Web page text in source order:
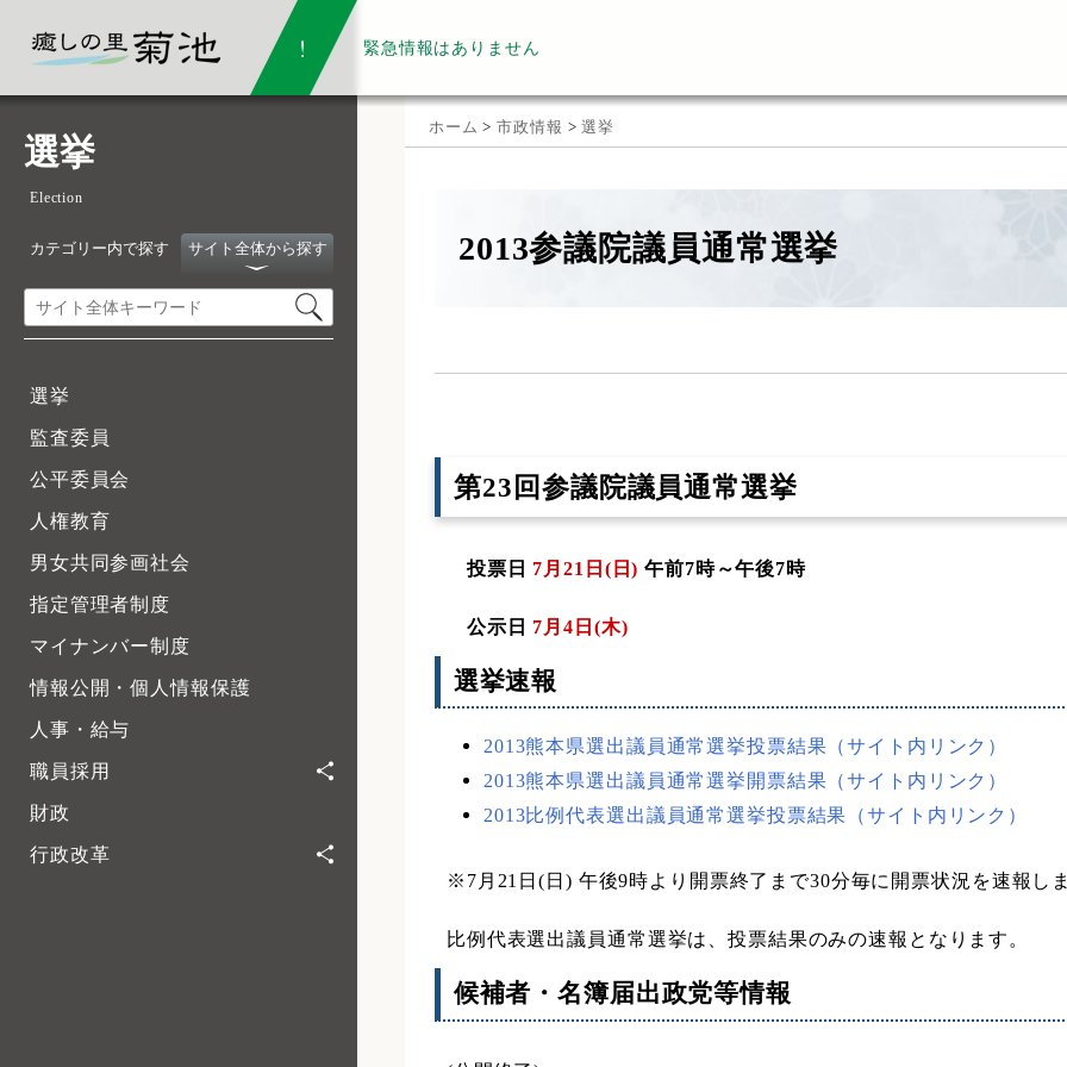
緊急情報はありません
選挙
Election
カテゴリー内で探す サイト全体から探す
選挙
監査委員
公平委員会
人権教育
男女共同参画社会
指定管理者制度
マイナンバー制度
情報公開・個人情報保護
人事・給与
職員採用
財政
行政改革
ホーム >市政情報 >選挙
2013参議院議員通常選挙
第23回参議院議員通常選挙
投票日 7月21日(日) 午前7時～午後7時
公示日 7月4日(木)
選挙速報
2013熊本県選出議員通常選挙投票結果（サイト内リンク）
2013熊本県選出議員通常選挙開票結果（サイト内リンク）
2013比例代表選出議員通常選挙投票結果（サイト内リンク）
※7月21日(日) 午後9時より開票終了まで30分毎に開票状況を速報し
比例代表選出議員通常選挙は、投票結果のみの速報となります。
候補者・名簿届出政党等情報